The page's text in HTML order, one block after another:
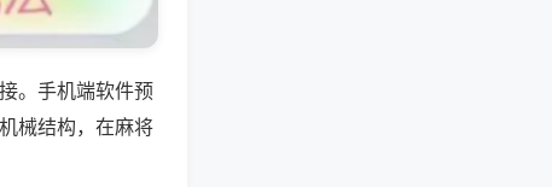
。手机端软件预
械结构，在麻将